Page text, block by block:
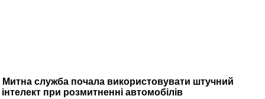
Митна служба почала використовувати штучний
інтелект при розмитненні автомобілів